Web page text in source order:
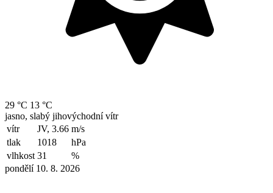
29 °C 13 °C
jasno, slabý jihovýchodní vítr
vítr
JV, 3.66 m/s
tlak
1018
hPa
vlhkost 31
%
pondělí 10. 8. 2026